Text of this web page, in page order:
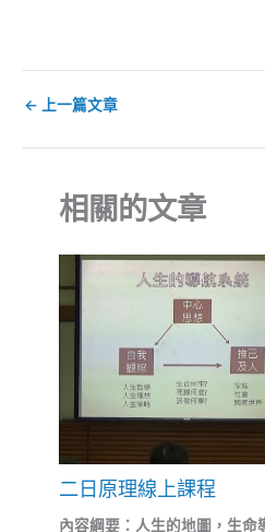
← 上一篇文章
相關的文章
二日原理線上課程
內容綱要：人生的地圖，生命